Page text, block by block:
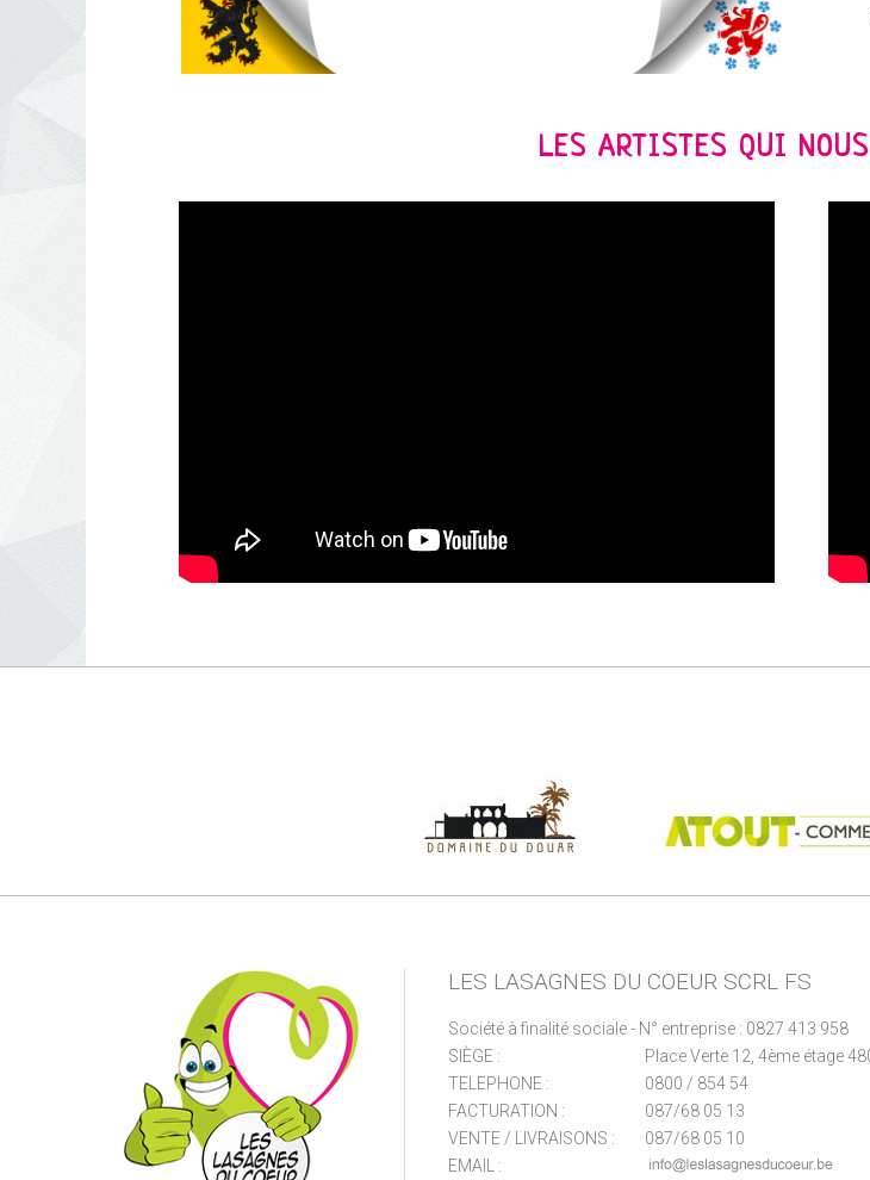
LES ARTISTES QUI
LES LASAGNES DU COEUR SCRL FS
Société à finalité sociale - N° entreprise : 0827 413 958
SIÈGE :
Place Verte 12, 4ème étage
TELEPHONE :
0800 / 854 54
FACTURATION :
087/68 05 13
VENTE / LIVRAISONS :
087/68 05 10
EMAIL :